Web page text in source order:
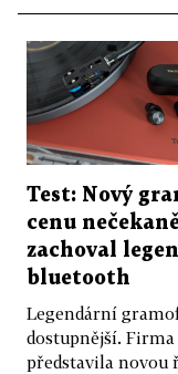
Test: Nový
cenu
zachoval
bluetooth
Legendární
dostupnější.
představila novou